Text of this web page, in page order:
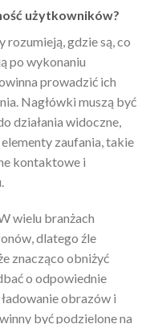
użytkowników?
rozumieją, gdzie są, co
po wykonaniu
prowadzić ich
Nagłówki muszą być
działania widoczne,
zaufania, takie
kontaktowe i
wielu branżach
dlatego źle
znacząco obniżyć
o odpowiednie
obrazów i
być podzielone na